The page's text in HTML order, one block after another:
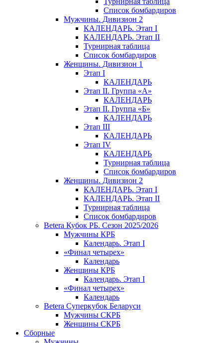
Список бомбардиров
Мужчины. Дивизион 2
КАЛЕНДАРЬ. Этап I
КАЛЕНДАРЬ. Этап II
Турнирная таблица
Список бомбардиров
Женщины. Дивизион 1
Этап I
КАЛЕНДАРЬ
Этап II. Группа «А»
КАЛЕНДАРЬ
Этап II. Группа «Б»
КАЛЕНДАРЬ
Этап III
КАЛЕНДАРЬ
Этап IV
КАЛЕНДАРЬ
Турнирная таблица
Список бомбардиров
Женщины. Дивизион 2
КАЛЕНДАРЬ. Этап I
КАЛЕНДАРЬ. Этап II
Турнирная таблица
Список бомбардиров
Betera Кубок РБ. Сезон 2025/2026
Мужчины КРБ
Календарь. Этап I
«Финал четырех»
Календарь
Женщины КРБ
Календарь. Этап I
«Финал четырех»
Календарь
Betera Суперкубок Беларуси
Мужчины СКРБ
Женщины СКРБ
Сборные